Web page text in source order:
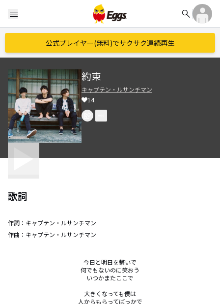
menu search
公式プレイヤー(無料)でサクサク連続再生
約束
キャプテン・ルサンチマン
14
歌詞
作詞： キャプテン・ルサンチマン
作曲： キャプテン・ルサンチマン
今日と明日を繋いで
何でもないのに笑おう
いつかまたここで
大きくなっても僕は
人からもらってばっかで